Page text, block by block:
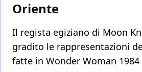
Oriente
Il regista egiziano di Moon
gradito le rappresentazioni
fatte in Wonder Woman 1984